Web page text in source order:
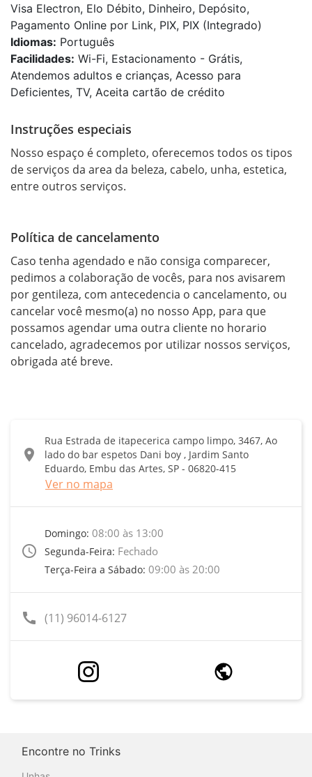
Visa Electron, Elo Débito, Dinheiro, Depósito,
Pagamento Online por Link, PIX, PIX (Integrado)
Idiomas: Português
Facilidades: Wi-Fi, Estacionamento - Grátis,
Atendemos adultos e crianças, Acesso para
Deficientes, TV, Aceita cartão de crédito
Instruções especiais
Nosso espaço é completo, oferecemos todos os tipos
de serviços da area da beleza, cabelo, unha, estetica,
entre outros serviços.
Política de cancelamento
Caso tenha agendado e não consiga comparecer,
pedimos a colaboração de vocês, para nos avisarem
por gentileza, com antecedencia o cancelamento, ou
cancelar você mesmo(a) no nosso App, para que
possamos agendar uma outra cliente no horario
cancelado, agradecemos por utilizar nossos serviços,
obrigada até breve.
location_on
Rua Estrada de itapecerica campo limpo, 3467, Ao
lado do bar espetos Dani boy , Jardim Santo
Eduardo, Embu das Artes, SP - 06820-415
Ver no mapa
access_time
Domingo: 08:00 às 13:00
Segunda-Feira: Fechado
Terça-Feira a Sábado: 09:00 às 20:00
call (11) 96014-6127
Encontre no Trinks